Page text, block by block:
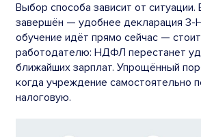
Выбор способа зависит от ситуации.
завершён — удобнее декларация
обучение идёт прямо сейчас —
работодателю: НДФЛ перестанет
ближайших зарплат. Упрощённый
когда учреждение самостоятельно
налоговую.